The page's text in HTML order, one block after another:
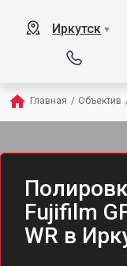
Иркутск ▼
Главная / Объектив
Fujifilm
WR в